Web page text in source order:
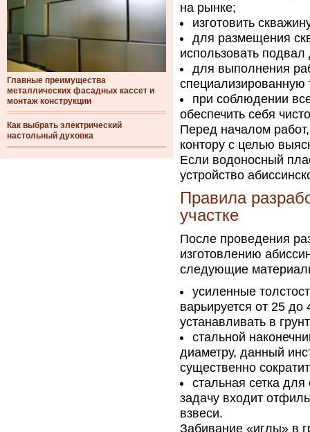
Главные преимущества
металлических фасадных кассет и
монтаж конструкции
Как выбрать электрический
настольный духовка
на рынке;
изготовить
для размещения
использовать
для выполнения
специализированную
при соблюдении
обеспечить себя
Перед началом
контору с целью
Если водоносный
устройство
Правила
участке
После проведения
изготовлению
следующие
усиленные
варьируется от 25
устанавливать в
стальной
диаметру, данный
существенно
стальная сетка
задачу входит
взвеси.
Забивание «иглы» в